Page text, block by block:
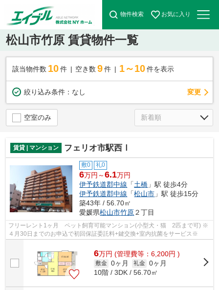
物件検索 お気に入り
松山市竹原 賃貸物件一覧
該当物件数 10件 空き数 9 件 1～10 件を表示
絞り込み条件： なし 変更
空室のみ
賃貸 | マンション フェリオ市駅西Ⅰ
敷0 礼0
6万円～6.1万円
伊予鉄道郡中線 「土橋 」駅 徒歩4分
伊予鉄道郡中線 「松山市 」駅 徒歩15分
築43年 / 56.70㎡
愛媛県松山市竹原２丁目
フリーレント1ヶ月 ペット飼育可能マンション(小型犬・猫 2匹まで可) ※
４月30日までのお申込で初回保証委託料+鍵交換+室内抗菌をサービス※
6万円 (管理費等：6,200円 )
敷金 0ヶ月 礼金 0ヶ月
10階 / 3DK / 56.70㎡